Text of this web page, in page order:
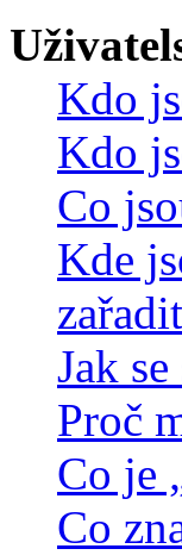
Kdo
Kdo
Co
Kde
Jak
Proč
Co je
Co